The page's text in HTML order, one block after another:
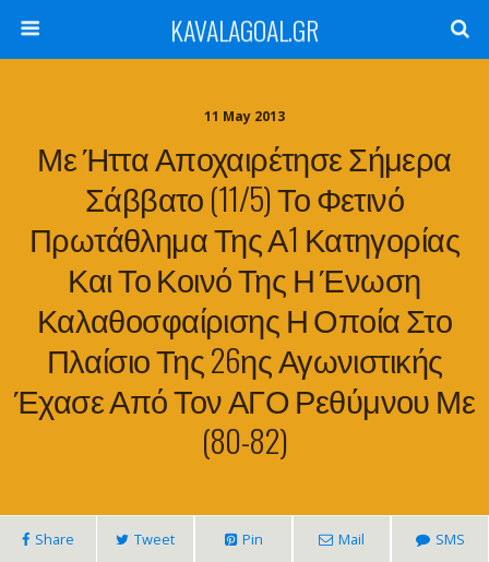
KAVALAGOAL.GR
11 May 2013
Με Ήττα Αποχαιρέτησε Σήμερα
Σάββατο (11/5) Το Φετινό
Πρωτάθλημα Της Α1 Κατηγορίας
Και Το Κοινό Της Η Ένωση
Καλαθοσφαίρισης Η Οποία Στο
Πλαίσιο Της 26ης Αγωνιστικής
Έχασε Από Τον ΑΓΟ Ρεθύμνου Με
(80-82)
Share Tweet Pin Mail SMS